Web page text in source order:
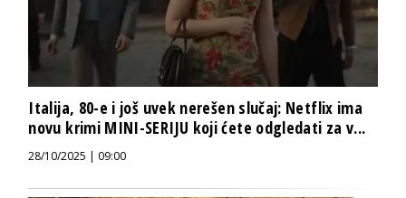
Italija, 80-e i još uvek nerešen slučaj: Netflix ima
novu krimi MINI-SERIJU koji ćete odgledati za v...
28/10/2025 | 09:00